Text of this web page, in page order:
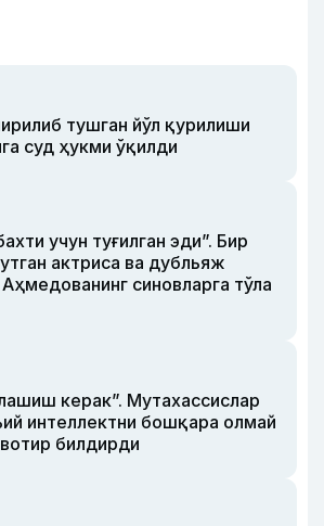
тушган йўл қурилиши
суд ҳукми ўқилди
учун туғилган эди”. Бир
актриса ва дубльяж
синовларга тўла
керак”. Мутахассислар
интеллектни бошқара олмай
билдирди